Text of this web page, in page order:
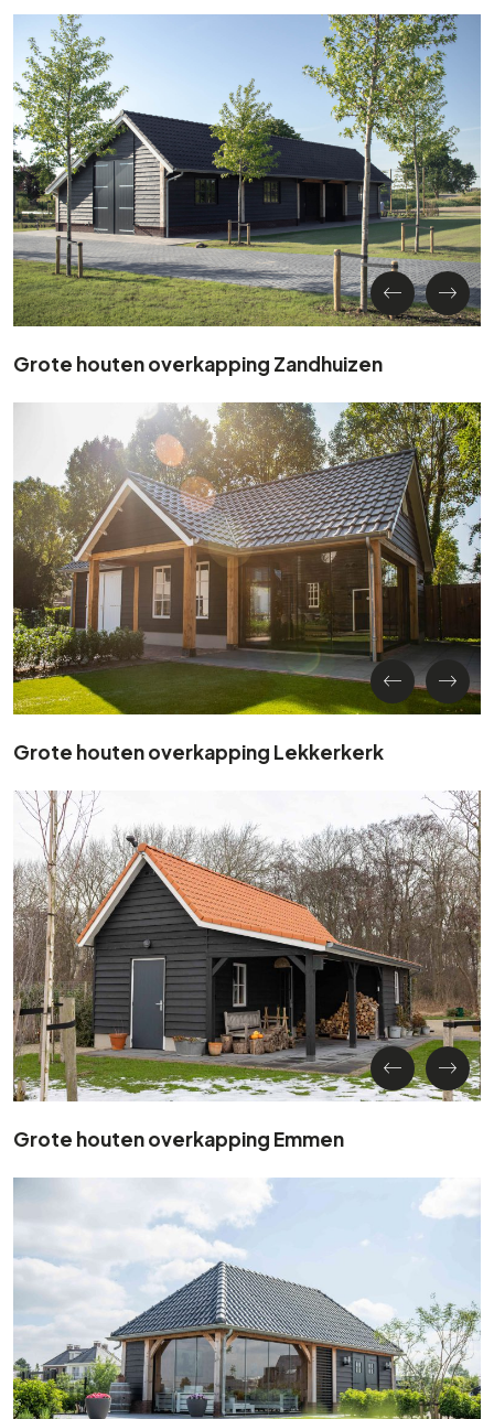
Grote houten overkapping Zandhuizen
Grote houten overkapping Lekkerkerk
Grote houten overkapping Emmen